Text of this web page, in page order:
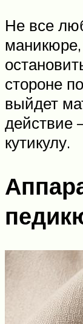
Не все
стороне
выйдет
действие
кутикулу.